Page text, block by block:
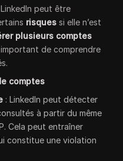
peut être
risques si elle n’est
plusieurs comptes
de comprendre
comptes
: LinkedIn peut détecter
à partir du même
Cela peut entraîner
constitue une violation